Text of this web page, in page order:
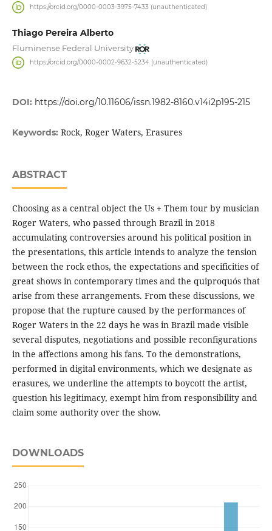
https://orcid.org/0000-0003-3975-7433 (unauthenticated)
Thiago Pereira Alberto
Fluminense Federal University
https://orcid.org/0000-0002-9632-5234 (unauthenticated)
DOI: https://doi.org/10.11606/issn.1982-8160.v14i2p195-215
Keywords: Rock, Roger Waters, Erasures
ABSTRACT
Choosing as a central object the Us + Them tour by musician
Roger Waters, who passed through Brazil in 2018
accumulating controversies around his political position in
the presentations, this article intends to analyze the tension
between the rock ethos, the expectations and specificities of
great shows in contemporary times and the quiproquós that
arise from these arrangements. From these discussions, we
propose that the rupture caused by the performances of
Roger Waters in the 22 days he was in Brazil made visible
several disputes, negotiations and possible reconfigurations
in the affections among his fans. To the demonstrations,
performed in digital environments, which we designate as
erasures, we underline the attempts to boycott the artist,
question his legitimacy, exempt him from responsibility and
claim some authority over the show.
DOWNLOADS